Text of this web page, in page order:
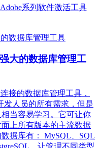
系列软件激活工具
大的数据库管理工
接的数据库管理工具，
发人员的所有需求，但是
当容易学习。它可让你
上所有版本的主流数据
据库有： MySQL、SQL
。让管理不同类型